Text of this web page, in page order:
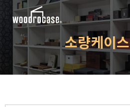
소량케이스